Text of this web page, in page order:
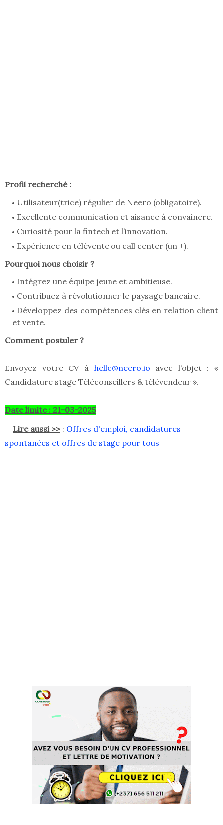
Profil recherché :
Utilisateur(trice) régulier de Neero (obligatoire).
Excellente communication et aisance à convaincre.
Curiosité pour la fintech et l’innovation.
Expérience en télévente ou call center (un +).
Pourquoi nous choisir ?
Intégrez une équipe jeune et ambitieuse.
Contribuez à révolutionner le paysage bancaire.
Développez des compétences clés en relation client
et vente.
Comment postuler ?
Envoyez votre CV à hello@neero.io avec l’objet : «
Candidature stage Téléconseillers & télévendeur ».
Date limite : 21-03-2025
Lire aussi >> : Offres d'emploi, candidatures
spontanées et offres de stage pour tous